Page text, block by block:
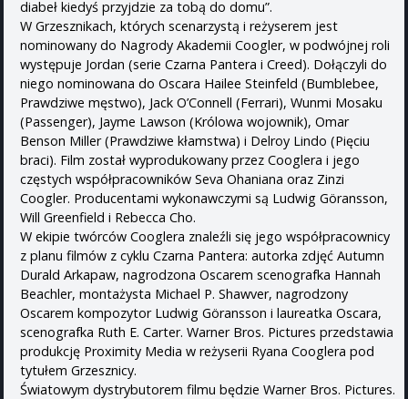
diabeł kiedyś przyjdzie za tobą do domu”.
W Grzesznikach, których scenarzystą i reżyserem jest
nominowany do Nagrody Akademii Coogler, w podwójnej roli
występuje Jordan (serie Czarna Pantera i Creed). Dołączyli do
niego nominowana do Oscara Hailee Steinfeld (Bumblebee,
Prawdziwe męstwo), Jack O’Connell (Ferrari), Wunmi Mosaku
(Passenger), Jayme Lawson (Królowa wojownik), Omar
Benson Miller (Prawdziwe kłamstwa) i Delroy Lindo (Pięciu
braci). Film został wyprodukowany przez Cooglera i jego
częstych współpracowników Seva Ohaniana oraz Zinzi
Coogler. Producentami wykonawczymi są Ludwig Göransson,
Will Greenfield i Rebecca Cho.
W ekipie twórców Cooglera znaleźli się jego współpracownicy
z planu filmów z cyklu Czarna Pantera: autorka zdjęć Autumn
Durald Arkapaw, nagrodzona Oscarem scenografka Hannah
Beachler, montażysta Michael P. Shawver, nagrodzony
Oscarem kompozytor Ludwig Göransson i laureatka Oscara,
scenografka Ruth E. Carter. Warner Bros. Pictures przedstawia
produkcję Proximity Media w reżyserii Ryana Cooglera pod
tytułem Grzesznicy.
Światowym dystrybutorem filmu będzie Warner Bros. Pictures.